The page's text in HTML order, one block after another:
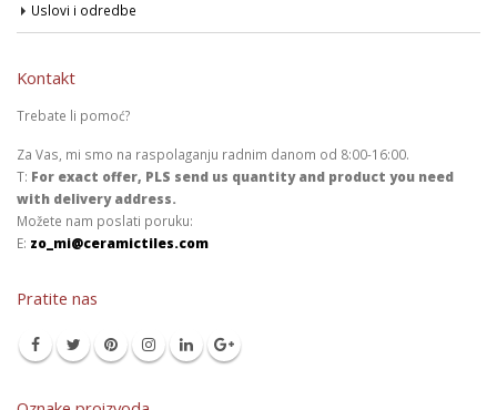
Uslovi i odredbe
Kontakt
Trebate li pomoć?
Za Vas, mi smo na raspolaganju radnim danom od 8:00-16:00.
T: For exact offer, PLS send us quantity and product you need
with delivery address.
Možete nam poslati poruku:
E: zo_mi@ceramictiles.com
Pratite nas